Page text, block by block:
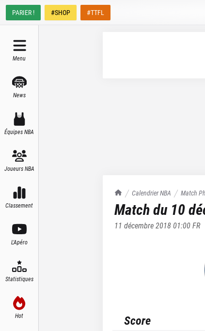
PARIER ! #SHOP #TTFL
Menu
News
Équipes NBA
Joueurs NBA
Classement
L'Apéro
Statistiques
Hot
TrashTalk Actu NBA
Calendrier NBA Match
Match du 10
11 décembre 2018 01:00FR
Score